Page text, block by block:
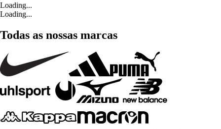
Loading...
Loading...
Todas as nossas marcas